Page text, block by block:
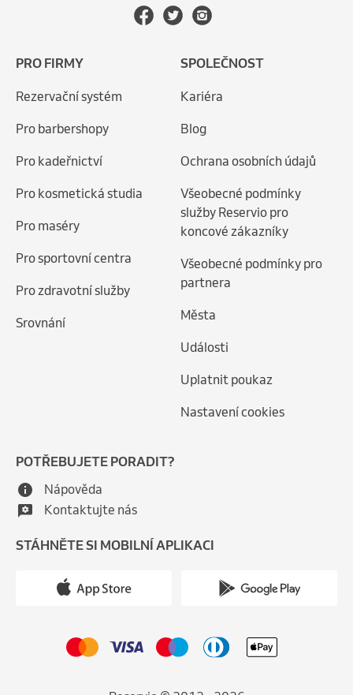
PRO FIRMY
Rezervační systém
Pro barbershopy
Pro kadeřnictví
Pro kosmetická studia
Pro maséry
Pro sportovní centra
Pro zdravotní služby
Srovnání
SPOLEČNOST
Kariéra
Blog
Ochrana osobních údajů
Všeobecné podmínky
služby Reservio pro
koncové zákazníky
Všeobecné podmínky pro
partnera
Města
Události
Uplatnit poukaz
Nastavení cookies
POTŘEBUJETE PORADIT?
Nápověda
Kontaktujte nás
STÁHNĚTE SI MOBILNÍ APLIKACI